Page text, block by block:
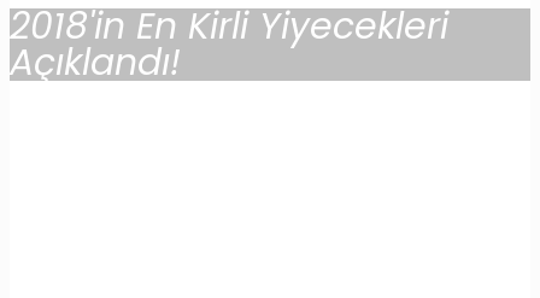
2018'in En Kirli Yiyecekleri
Açıklandı!